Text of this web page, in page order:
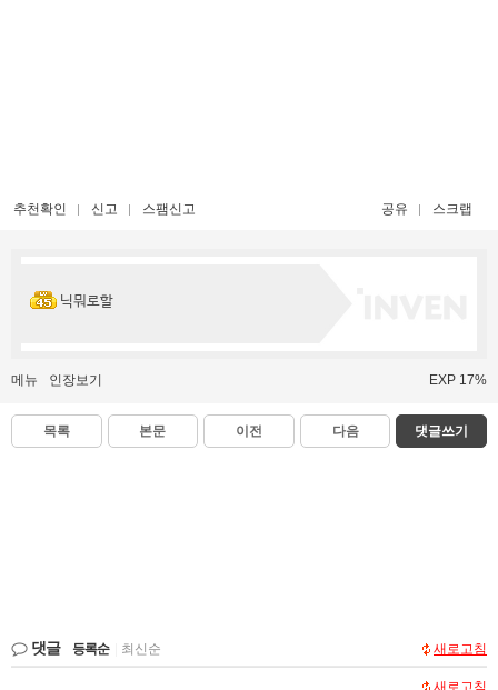
추천확인 신고 스팸신고 공유 스크랩
닉뭐로할
메뉴 인장보기 EXP 17%
목록 본문 이전 다음 댓글쓰기
댓글 등록순 최신순 새로고침
새로고침